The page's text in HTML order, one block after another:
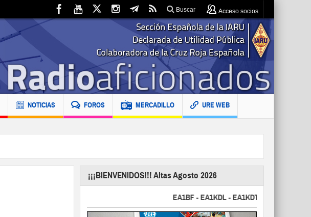
Buscar Acceso socios
NOTICIAS FOROS MERCADILLO URE WEB
¡¡¡BIENVENIDOS!!! Altas Agosto 2026
EA1BF - EA1KDL - EA1KDT - EA2FBJ -